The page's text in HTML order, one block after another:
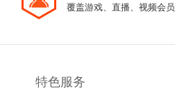
覆盖游戏、直播、视频会员
特色服务